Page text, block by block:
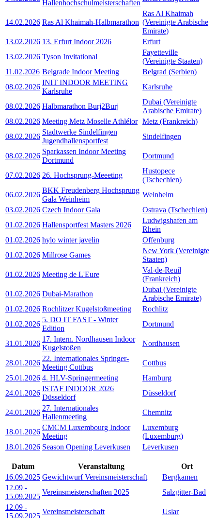
Hallenhochschulmeisterschaften
14.02.2026 Ras Al Khaimah-Halbmarathon
Ras Al Khaimah
(Vereinigte Arabische
Emirate)
13.02.2026 13. Erfurt Indoor 2026
Erfurt
13.02.2026 Tyson Invitational
Fayetteville
(Vereinigte Staaten)
11.02.2026 Belgrade Indoor Meeting
Belgrad (Serbien)
08.02.2026
INIT INDOOR MEETING
Karlsruhe
Karlsruhe
08.02.2026 Halbmarathon Burj2Burj
Dubai (Vereinigte
Arabische Emirate)
08.02.2026 Meeting Metz Moselle Athlélor Metz (Frankreich)
08.02.2026
Stadtwerke Sindelfingen
Jugendhallensportfest
Sindelfingen
08.02.2026
Sparkassen Indoor Meeting
Dortmund
Dortmund
07.02.2026 26. Hochsprung-Meeeting
Hustopece
(Tschechien)
06.02.2026
BKK Freudenberg Hochsprung
Gala Weinheim
Weinheim
03.02.2026 Czech Indoor Gala
Ostrava (Tschechien)
01.02.2026 Hallensportfest Masters 2026
Ludwigshafen am
Rhein
01.02.2026 hylo winter javelin
Offenburg
01.02.2026 Millrose Games
New York (Vereinigte
Staaten)
01.02.2026 Meeting de L'Eure
Val-de-Reuil
(Frankreich)
01.02.2026 Dubai-Marathon
Dubai (Vereinigte
Arabische Emirate)
01.02.2026 Rochlitzer Kugelstoßmeeting
Rochlitz
01.02.2026
5. DO IT FAST - Winter
Edition
Dortmund
31.01.2026
17. Intern. Nordhausen Indoor
Kugelstoßen
Nordhausen
28.01.2026
22. Internationales Springer-
Meeting Cottbus
Cottbus
25.01.2026 4. HLV-Springermeeting
Hamburg
24.01.2026
ISTAF INDOOR 2026
Düsseldorf
Düsseldorf
24.01.2026
27. Internationales
Hallenmeeting
Chemnitz
18.01.2026
CMCM Luxembourg Indoor
Meeting
Luxemburg
(Luxemburg)
18.01.2026 Season Opening Leverkusen Leverkusen
Datum Veranstaltung
Ort
16.09.2025 Gewichtwurf Vereinsmeisterschaft
Bergkamen
12.09 -
15.09.2025
Vereinsmeisterschaften 2025
Salzgitter-Bad
12.09 -
15.09.2025
Vereinsmeisterschaft Uslar